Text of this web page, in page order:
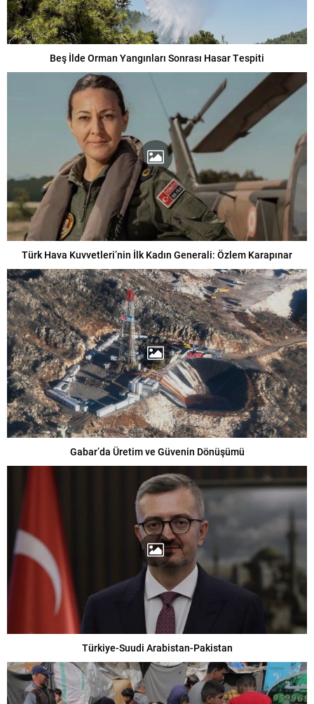
Beş İlde Orman Yangınları Sonrası Hasar Tespiti
Türk Hava Kuvvetleri’nin İlk Kadın Generali: Özlem Karapınar
Gabar’da Üretim ve Güvenin Dönüşümü
Türkiye-Suudi Arabistan-Pakistan